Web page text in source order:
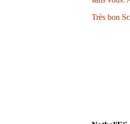
Très bon